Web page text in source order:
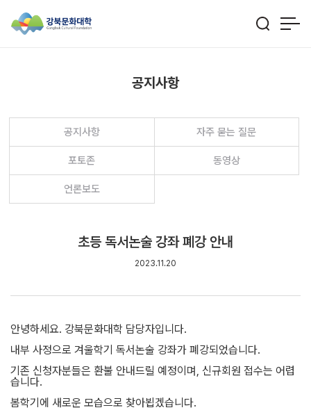
공지사항
공지사항 자주 묻는 질문
포토존 동영상
언론보도
초등 독서논술 강좌 폐강 안내
2023.11.20
안녕하세요. 강북문화대학 담당자입니다.
내부 사정으로 겨울학기 독서논술 강좌가 폐강되었습니다.
기존 신청자분들은 환불 안내드릴 예정이며, 신규회원 접수는 어렵
습니다.
봄학기에 새로운 모습으로 찾아뵙겠습니다.